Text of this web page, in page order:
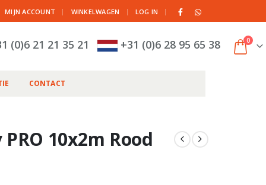
MIJN ACCOUNT WINKELWAGEN LOG IN |
(0)6 21 21 35 21 +31 (0)6 28 95 65 38 0
CONTACT
10x2m Rood